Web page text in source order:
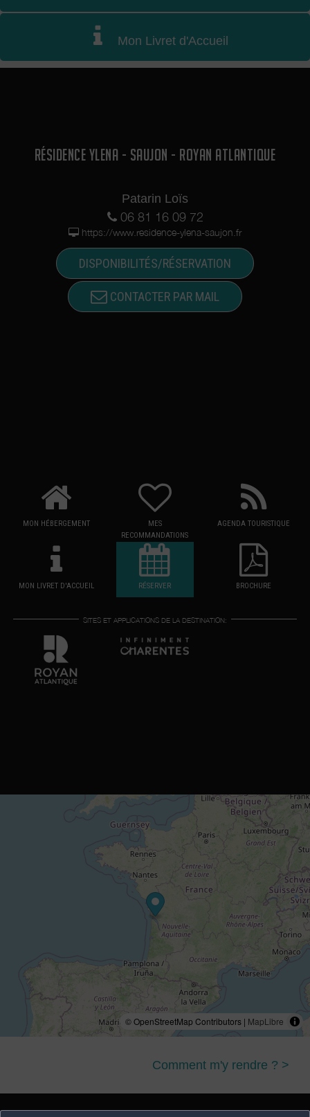
Mon Livret d'Accueil
RÉSIDENCE YLENA - SAUJON - ROYAN ATLANTIQUE
Patarin Loïs
06 81 16 09 72
https://www.residence-ylena-saujon.fr
DISPONIBILITÉS/RÉSERVATION
CONTACTER PAR MAIL
MON HÉBERGEMENT
MES
RECOMMANDATIONS
AGENDA TOURISTIQUE
MON LIVRET D'ACCUEIL RÉSERVER BROCHURE
SITES ET APPLICATIONS DE LA DESTINATION:
© OpenStreetMap Contributors | MapLibre
Comment m'y rendre ? >